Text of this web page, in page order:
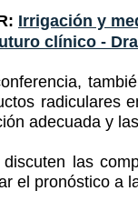
Irrigación y
clínico -
radiculares
adecuada y
las
el pronóstico a